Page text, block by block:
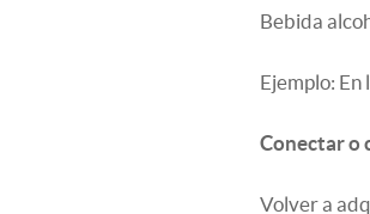
Bebida
Ejemplo: En
Conectar o
Volver a